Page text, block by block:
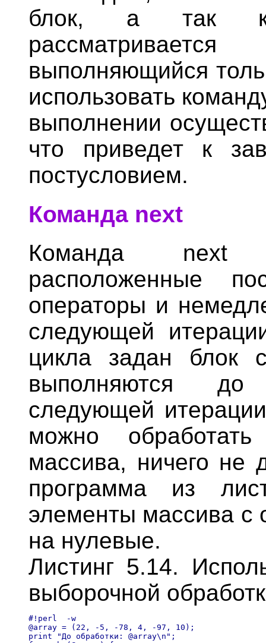
блок, а так
выполняющийся
использовать
выполнении
что приведет к
постусловием.
Команда next
Команда next
расположенные
операторы и
следующей
цикла задан блок
выполняются до
следующей
можно
массива, ничего не
программа из
элементы массива с
на нулевые.
Листинг 5.14.
выборочной
#!perl  -w
@array = (22, -5, -78, 4, -97, 10);
print "До обработки: @array\n";